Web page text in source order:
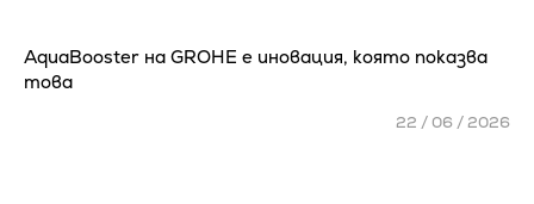
AquaBooster на GROHE e иновация, която показва
това
22 / 06 / 2026